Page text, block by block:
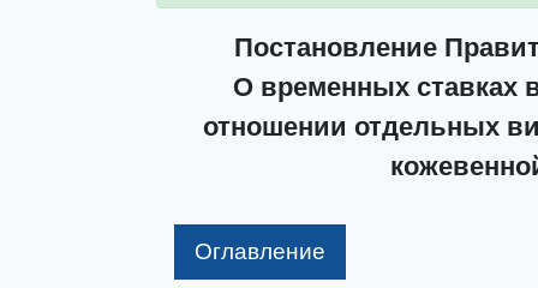
Постановление
О временных ставках
отношении отдельных
Оглавление